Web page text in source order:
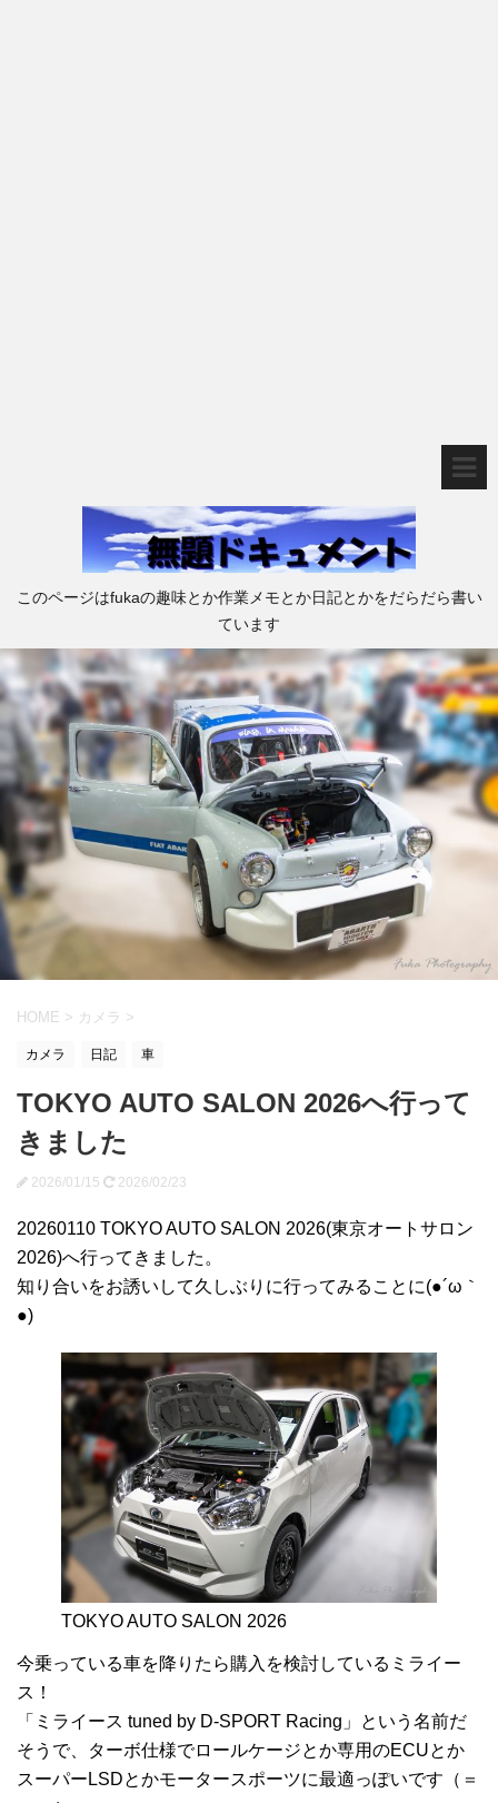
このページはfukaの趣味とか作業メモとか日記とかをだらだら書い
ています
HOME > カメラ >
カメラ 日記 車
TOKYO AUTO SALON 2026へ行って
きました
2026/01/15 2026/02/23
20260110 TOKYO AUTO SALON 2026(東京オートサロン
2026)へ行ってきました。
知り合いをお誘いして久しぶりに行ってみることに(●´ω｀
●)
TOKYO AUTO SALON 2026
今乗っている車を降りたら購入を検討しているミライー
ス！
「ミライース tuned by D-SPORT Racing」という名前だ
そうで、ターボ仕様でロールケージとか専用のECUとか
スーパーLSDとかモータースポーツに最適っぽいです（＝